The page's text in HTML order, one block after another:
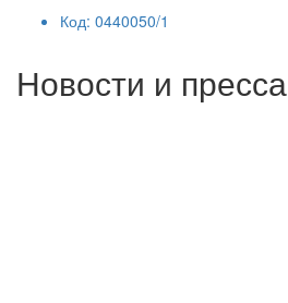
Код: 0440050/1
Новости и пресса